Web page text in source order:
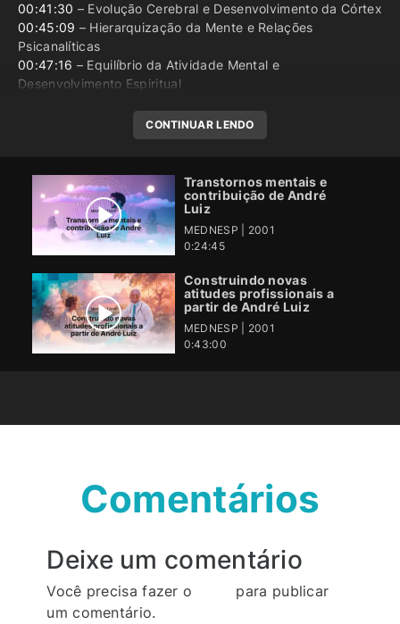
00:41:30 – Evolução Cerebral e Desenvolvimento da Córtex
00:45:09 – Hierarquização da Mente e Relações
Psicanalíticas
00:47:16 – Equilíbrio da Atividade Mental e
Desenvolvimento Espiritual
CONTINUAR LENDO
Transtornos mentais e
contribuição de André
Luiz
MEDNESP | 2001
0:24:45
Construindo novas
atitudes profissionais a
partir de André Luiz
MEDNESP | 2001
0:43:00
Comentários
Deixe um comentário
Você precisa fazer o
para publicar
um comentário.